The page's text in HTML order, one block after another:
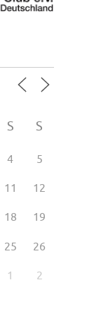
S S
4 5
11 12
18 19
25 26
1 2